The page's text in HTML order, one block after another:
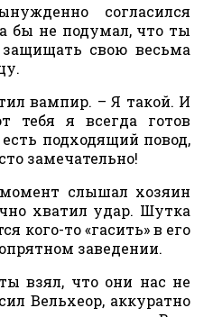
согласился
бы не подумал, что ты
свою весьма
вампир. – Я такой. И
тебя я всегда готов
подходящий повод,
замечательно!
слышал хозяин
хватил удар. Шутка
кого-то «гасить» в его
заведении.
взял, что они нас не
Вельхеор, аккуратно